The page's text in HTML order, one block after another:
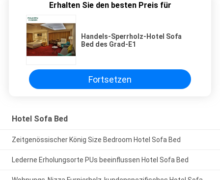
Erhalten Sie den besten Preis für
Handels-Sperrholz-Hotel Sofa
Bed des Grad-E1
Fortsetzen
Hotel Sofa Bed
Zeitgenössischer König Size Bedroom Hotel Sofa Bed
Lederne Erholungsorte PUs beeinflussen Hotel Sofa Bed